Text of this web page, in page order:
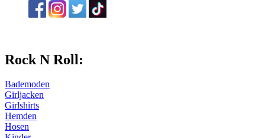
Rock N Roll:
Bademoden
Girljacken
Girlshirts
Hemden
Hosen